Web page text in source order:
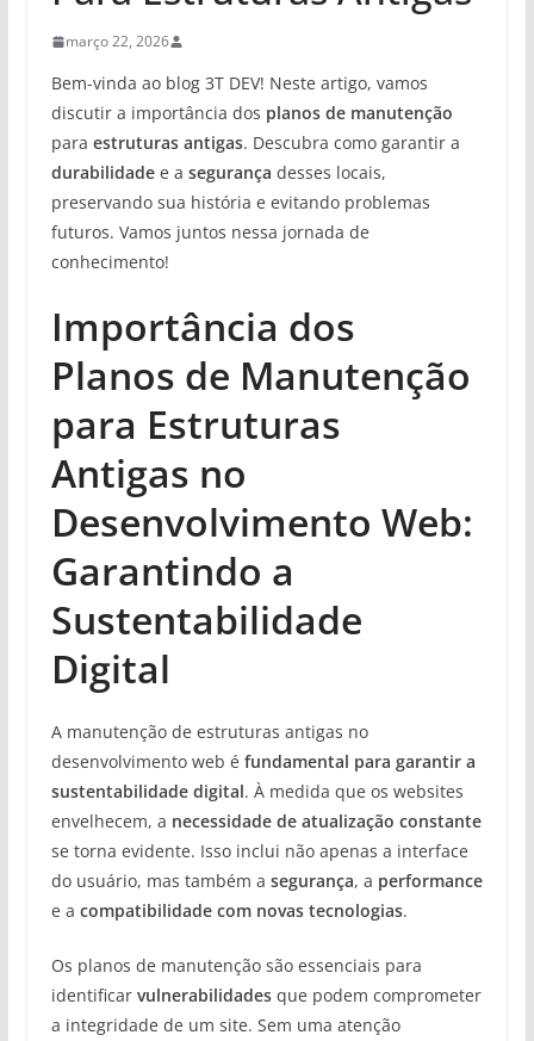
março 22, 2026
Bem-vinda ao blog 3T DEV! Neste artigo, vamos
discutir a importância dos planos de manutenção
para estruturas antigas. Descubra como garantir a
durabilidadee a segurança desses locais,
preservando sua história e evitando problemas
futuros. Vamos juntos nessa jornada de
conhecimento!
Importância dos
Planos de Manutenção
para Estruturas
Antigas no
Desenvolvimento Web:
Garantindo a
Sustentabilidade
Digital
A manutenção de estruturas antigas no
desenvolvimento web é fundamental para garantir a
sustentabilidade digital. À medida que os websites
envelhecem, a necessidade de atualização constante
se torna evidente. Isso inclui não apenas a interface
do usuário, mas também a segurança, a performance
e a compatibilidade com novas tecnologias.
Os planos de manutenção são essenciais para
identificar vulnerabilidadesque podem comprometer
a integridade de um site. Sem uma atenção